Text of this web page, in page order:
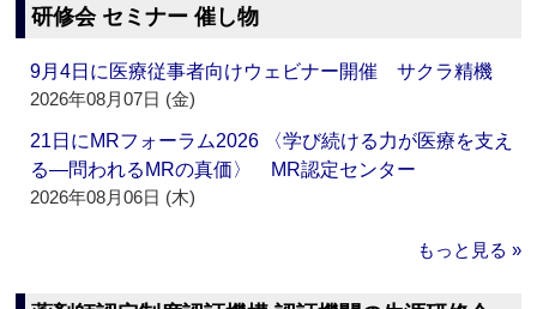
研修会 セミナー 催し物
9月4日に医療従事者向けウェビナー開催 サクラ精機
2026年08月07日 (金)
21日にMRフォーラム2026 〈学び続ける力が医療を支え
る―問われるMRの真価〉 MR認定センター
2026年08月06日 (木)
もっと見る »